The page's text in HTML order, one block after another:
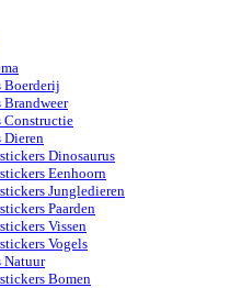
Boerderij
Constructie
Dinosaurus
Eenhoorn
Jungledieren
Paarden
Vissen
Vogels
Natuur
Bomen